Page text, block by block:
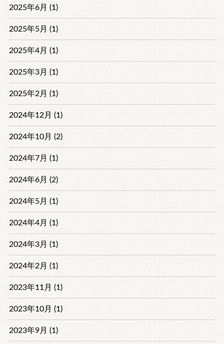
2025年6月 (1)
2025年5月 (1)
2025年4月 (1)
2025年3月 (1)
2025年2月 (1)
2024年12月 (1)
2024年10月 (2)
2024年7月 (1)
2024年6月 (2)
2024年5月 (1)
2024年4月 (1)
2024年3月 (1)
2024年2月 (1)
2023年11月 (1)
2023年10月 (1)
2023年9月 (1)